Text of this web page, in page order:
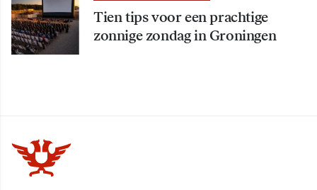
Tien tips voor een prachtige
zonnige zondag in Groningen